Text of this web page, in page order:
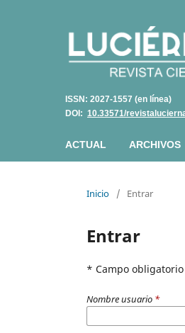
ISSN: 2027-1557 (en línea)
DOI: 10.33571/
ACTUAL ARCHIVOS
Inicio / Entrar
Entrar
* Campo obligatorio
Nombre usuario *